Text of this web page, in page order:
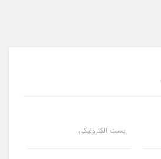
پست الکترونیکی